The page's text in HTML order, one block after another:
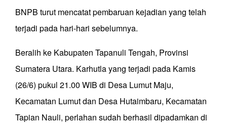
BNPB turut mencatat pembaruan kejadian yang telah
terjadi pada hari-hari sebelumnya.
Beralih ke Kabupaten Tapanuli Tengah, Provinsi
Sumatera Utara. Karhutla yang terjadi pada Kamis
(26/6) pukul 21.00 WIB di Desa Lumut Maju,
Kecamatan Lumut dan Desa Hutaimbaru, Kecamatan
Tapian Nauli, perlahan sudah berhasil dipadamkan di